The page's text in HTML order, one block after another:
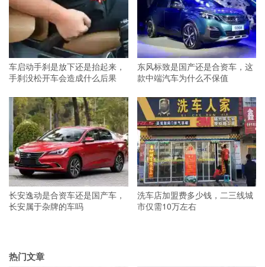
车启动手刹是放下还是抬起来，
手刹没松开车会造成什么后果
东风标致是国产还是合资车，这
款中端汽车为什么不保值
长安逸动是合资车还是国产车，
长安属于杂牌的车吗
洗车店加盟费多少钱，二三线城
市仅需10万左右
热门文章